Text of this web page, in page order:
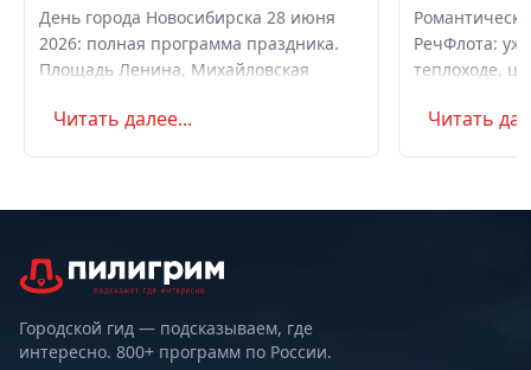
День города Новосибирска 28 июня
2026: полная программа праздника.
Площадь Ленина, Михайловская
концерт с Айвазовским Оркестром и
Читать далее...
РечФлота:
теплоходе,
Читать
Городской гид — подсказываем, где
интересно. 800+ программ по России.